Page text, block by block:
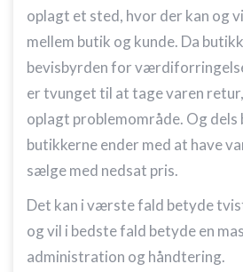
oplagt et sted, hvor der kan og
mellem butik og kunde. Da
bevisbyrden for
er tvunget til at tage varen
oplagt problemområde. Og
butikkerne ender med at have
sælge med nedsat pris.
Det kan i værste fald betyde
og vil i bedste fald betyde en
administration og håndtering.